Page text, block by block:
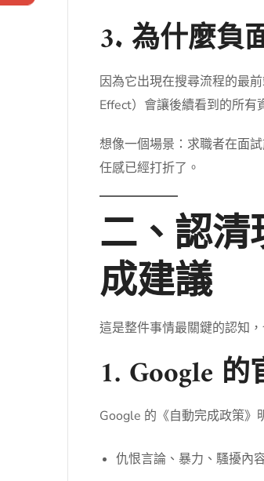
3. 為什麼負
因為它出現在搜尋流程的最
Effect）會讓後續看到的所有
想像一個場景：求職者在面
任感已經打折了。
二、認
成建議
這是整件事情最關鍵的認知
1. Google
Google 的《自動完成政策》
仇恨言論、暴力、騷擾內